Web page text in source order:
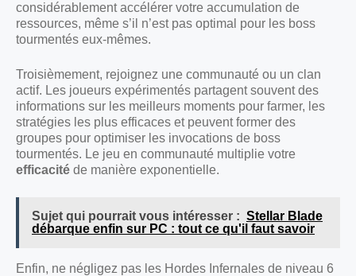
considérablement accélérer votre accumulation de
ressources, même s’il n’est pas optimal pour les boss
tourmentés eux-mêmes.
Troisièmement, rejoignez une communauté ou un clan
actif. Les joueurs expérimentés partagent souvent des
informations sur les meilleurs moments pour farmer, les
stratégies les plus efficaces et peuvent former des
groupes pour optimiser les invocations de boss
tourmentés. Le jeu en communauté multiplie votre
efficacité de manière exponentielle.
Sujet qui pourrait vous intéresser : Stellar Blade
débarque enfin sur PC : tout ce qu'il faut savoir
Enfin, ne négligez pas les Hordes Infernales de niveau 6